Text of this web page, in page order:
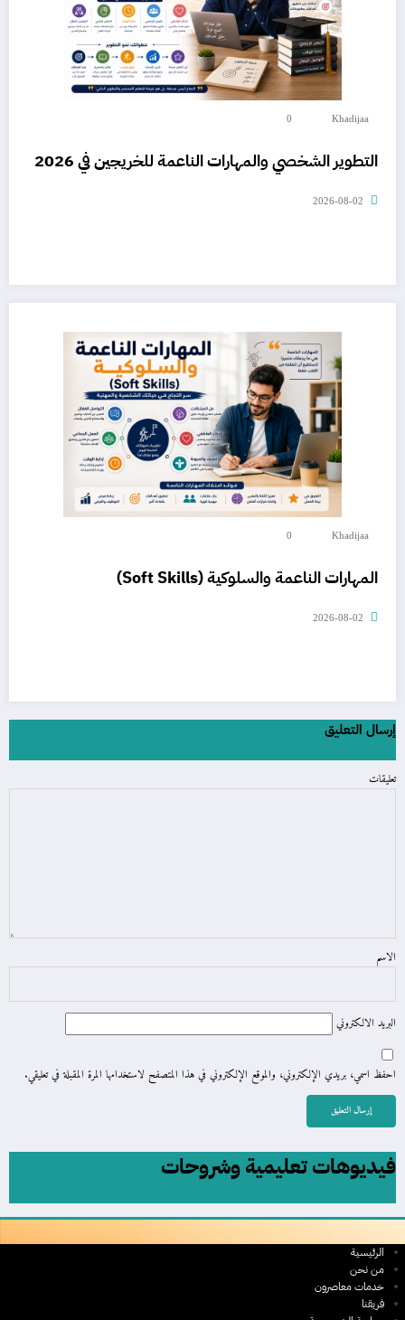
Khadijaa
0
التطوير الشخصي والمهارات الناعمة للخريجين في 2026
2026-08-02
Khadijaa
0
المهارات الناعمة والسلوكية (Soft Skills)
2026-08-02
إرسال التعليق
تعليقات
الاسم
البريد الالكتروني
احفظ اسمي، بريدي الإلكتروني، والموقع الإلكتروني في هذا المتصفح لاستخدامها المرة المقبلة في تعليقي.
فيديوهات تعليمية وشروحات
الرئيسية
من نحن
خدمات معاصرون
فريقنا